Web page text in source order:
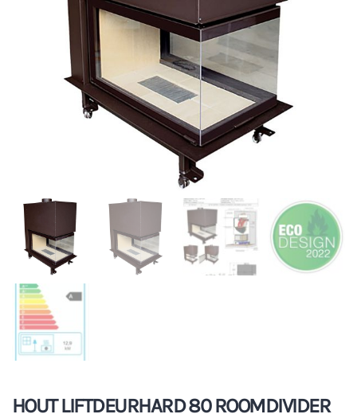
HOUT LIFTDEURHARD 80 ROOMDIVIDER